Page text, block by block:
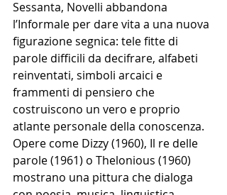
Sessanta, Novelli abbandona
l’Informale per dare vita a una nuova
figurazione segnica: tele fitte di
parole difficili da decifrare, alfabeti
reinventati, simboli arcaici e
frammenti di pensiero che
costruiscono un vero e proprio
atlante personale della conoscenza.
Opere come Dizzy (1960), Il re delle
parole (1961) o Thelonious (1960)
mostrano una pittura che dialoga